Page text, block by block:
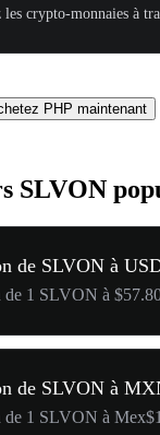
les crypto-monnaies à
PHP maintenant
SLVON
de SLVON à
de 1 SLVON à
de SLVON à
de 1 SLVON à